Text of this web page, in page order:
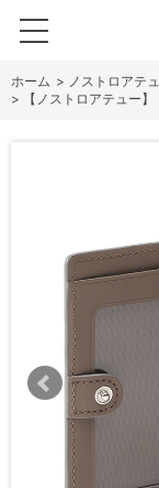
ホーム > ノストロアテ
>
【ノストロアテュー